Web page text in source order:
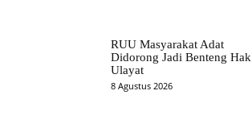
RUU Masyarakat Adat
Didorong Jadi Benteng Hak
Ulayat
8 Agustus 2026